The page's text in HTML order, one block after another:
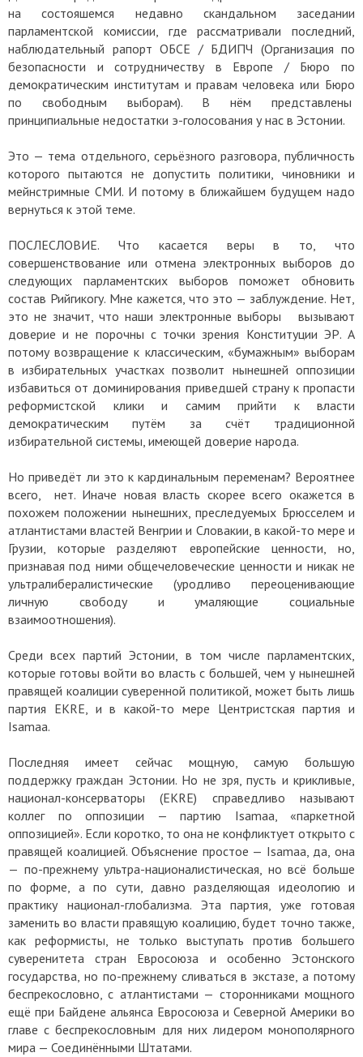
на состояшемся недавно скандальном заседании
парламентской комиссии, где рассматривали последний,
наблюдательный рапорт ОБСЕ / БДИПЧ (Организация по
безопасности и сотрудничеству в Европе / Бюро по
демократическим институтам и правам человека или Бюро
по свободным выборам). В нём представлены
принципиальные недостатки э-голосования у нас в Эстонии.
Это — тема отдельного, серьёзного разговора, публичность
которого пытаются не допустить политики, чиновники и
мейнстримные СМИ. И потому в ближайшем будущем надо
вернуться к этой теме.
ПОСЛЕСЛОВИЕ. Что касается веры в то, что
совершенствование или отмена электронных выборов до
следующих парламентских выборов поможет обновить
состав Рийгикогу. Мне кажется, что это — заблуждение. Нет,
это не значит, что наши электронные выборы вызывают
доверие и не порочны с точки зрения Конституции ЭР. А
потому возвращение к классическим, «бумажным» выборам
в избирательных участках позволит нынешней оппозиции
избавиться от доминирования приведшей страну к пропасти
реформистской клики и самим прийти к власти
демократическим путём за счёт традиционной
избирательной системы, имеющей доверие народа.
Но приведёт ли это к кардинальным переменам? Вероятнее
всего, нет. Иначе новая власть скорее всего окажется в
похожем положении нынешних, преследуемых Брюсселем и
атлантистами властей Венгрии и Словакии, в какой-то мере и
Грузии, которые разделяют европейские ценности, но,
признавая под ними общечеловеческие ценности и никак не
ультралибералистические (уродливо переоценивающие
личную свободу и умаляющие социальные
взаимоотношения).
Среди всех партий Эстонии, в том числе парламентских,
которые готовы войти во власть с большей, чем у нынешней
правящей коалиции суверенной политикой, может быть лишь
партия EKRE, и в какой-то мере Центристская партия и
Isamaa.
Последняя имеет сейчас мощную, самую большую
поддержку граждан Эстонии. Но не зря, пусть и крикливые,
национал-консерваторы (EKRE) справедливо называют
коллег по оппозиции — партию Isamaa, «паркетной
оппозицией». Если коротко, то она не конфликтует открыто с
правящей коалицией. Объяснение простое — Isamaa, да, она
— по-прежнему ультра-националистическая, но всё больше
по форме, а по сути, давно разделяющая идеологию и
практику национал-глобализма. Эта партия, уже готовая
заменить во власти правящую коалицию, будет точно также,
как реформисты, не только выступать против большего
суверенитета стран Евросоюза и особенно Эстонского
государства, но по-прежнему сливаться в экстазе, а потому
беспрекословно, с атлантистами — сторонниками мощного
ещё при Байдене альянса Евросоюза и Северной Америки во
главе с беспрекословным для них лидером монополярного
мира — Соединёнными Штатами.